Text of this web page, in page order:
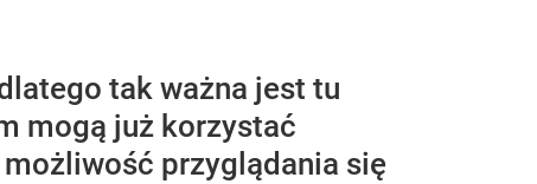
tak ważna jest tu
mogą już korzystać
przyglądania się